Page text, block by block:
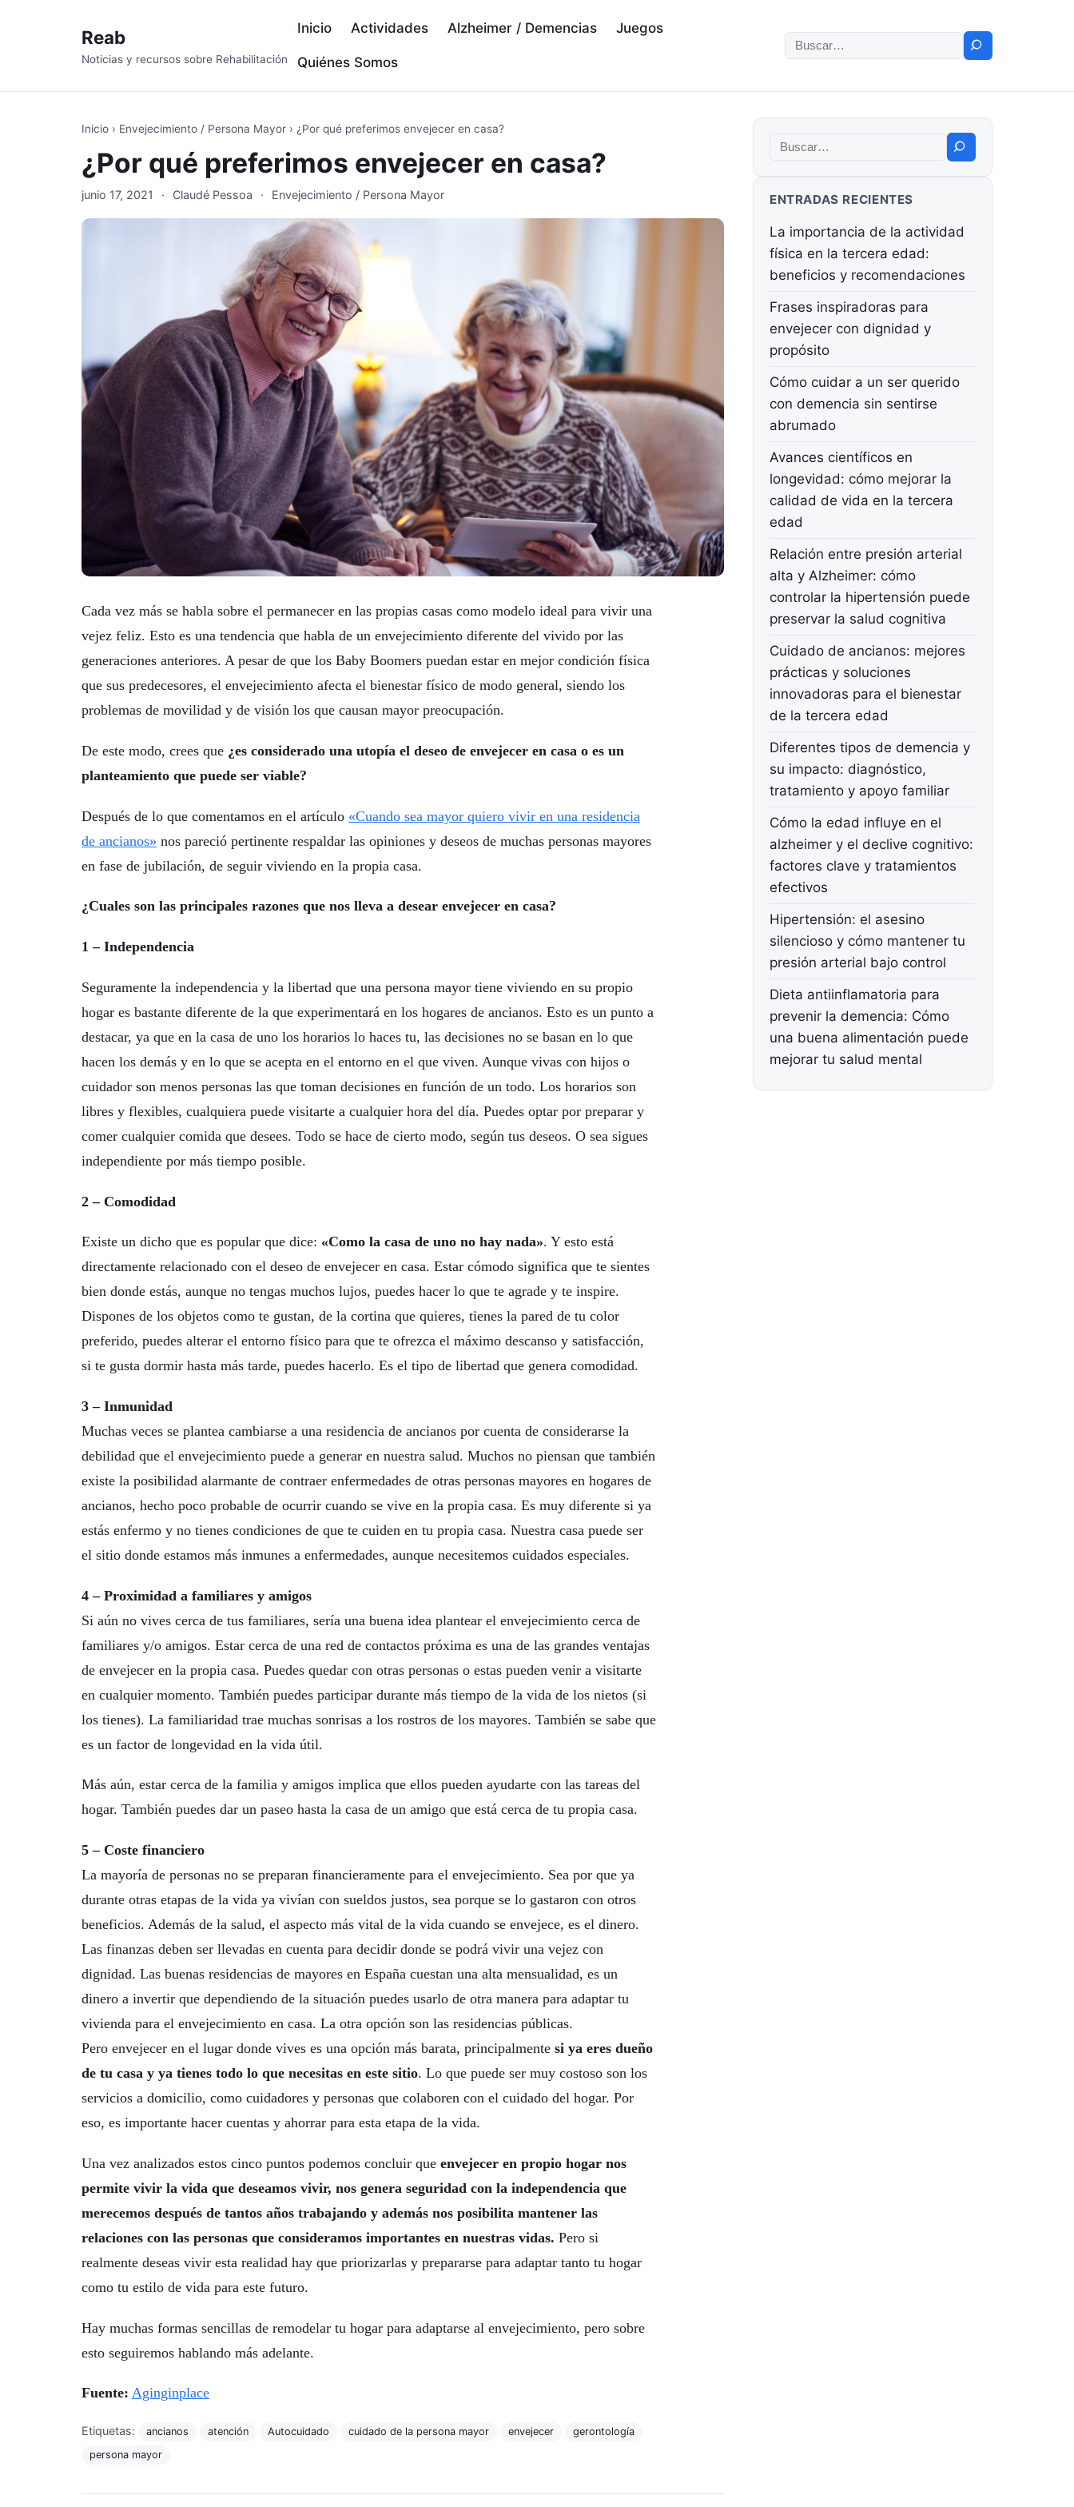
Reab
Noticias y recursos sobre Rehabilitación
Inicio Actividades Alzheimer / Demencias Juegos
Quiénes Somos Buscar:
Inicio › Envejecimiento / Persona Mayor › ¿Por qué preferimos envejecer en casa?
¿Por qué preferimos envejecer en casa?
junio 17, 2021 · Claudé Pessoa · Envejecimiento / Persona Mayor
Cada vez más se habla sobre el permanecer en las propias casas como modelo ideal para vivir una
vejez feliz. Esto es una tendencia que habla de un envejecimiento diferente del vivido por las
generaciones anteriores. A pesar de que los Baby Boomers puedan estar en mejor condición física
que sus predecesores, el envejecimiento afecta el bienestar físico de modo general, siendo los
problemas de movilidad y de visión los que causan mayor preocupación.
De este modo, crees que ¿es considerado una utopía el deseo de envejecer en casa o es un
planteamiento que puede ser viable?
Después de lo que comentamos en el artículo «Cuando sea mayor quiero vivir en una residencia
de ancianos» nos pareció pertinente respaldar las opiniones y deseos de muchas personas mayores
en fase de jubilación, de seguir viviendo en la propia casa.
¿Cuales son las principales razones que nos lleva a desear envejecer en casa?
1 – Independencia
Seguramente la independencia y la libertad que una persona mayor tiene viviendo en su propio
hogar es bastante diferente de la que experimentará en los hogares de ancianos. Esto es un punto a
destacar, ya que en la casa de uno los horarios lo haces tu, las decisiones no se basan en lo que
hacen los demás y en lo que se acepta en el entorno en el que viven. Aunque vivas con hijos o
cuidador son menos personas las que toman decisiones en función de un todo. Los horarios son
libres y flexibles, cualquiera puede visitarte a cualquier hora del día. Puedes optar por preparar y
comer cualquier comida que desees. Todo se hace de cierto modo, según tus deseos. O sea sigues
independiente por más tiempo posible.
2 – Comodidad
Existe un dicho que es popular que dice: «Como la casa de uno no hay nada». Y esto está
directamente relacionado con el deseo de envejecer en casa. Estar cómodo significa que te sientes
bien donde estás, aunque no tengas muchos lujos, puedes hacer lo que te agrade y te inspire.
Dispones de los objetos como te gustan, de la cortina que quieres, tienes la pared de tu color
preferido, puedes alterar el entorno físico para que te ofrezca el máximo descanso y satisfacción,
si te gusta dormir hasta más tarde, puedes hacerlo. Es el tipo de libertad que genera comodidad.
3 – Inmunidad
Muchas veces se plantea cambiarse a una residencia de ancianos por cuenta de considerarse la
debilidad que el envejecimiento puede a generar en nuestra salud. Muchos no piensan que también
existe la posibilidad alarmante de contraer enfermedades de otras personas mayores en hogares de
ancianos, hecho poco probable de ocurrir cuando se vive en la propia casa. Es muy diferente si ya
estás enfermo y no tienes condiciones de que te cuiden en tu propia casa. Nuestra casa puede ser
el sitio donde estamos más inmunes a enfermedades, aunque necesitemos cuidados especiales.
4 – Proximidad a familiares y amigos
Si aún no vives cerca de tus familiares, sería una buena idea plantear el envejecimiento cerca de
familiares y/o amigos. Estar cerca de una red de contactos próxima es una de las grandes ventajas
de envejecer en la propia casa. Puedes quedar con otras personas o estas pueden venir a visitarte
en cualquier momento. También puedes participar durante más tiempo de la vida de los nietos (si
los tienes). La familiaridad trae muchas sonrisas a los rostros de los mayores. También se sabe que
es un factor de longevidad en la vida útil.
Más aún, estar cerca de la familia y amigos implica que ellos pueden ayudarte con las tareas del
hogar. También puedes dar un paseo hasta la casa de un amigo que está cerca de tu propia casa.
5 – Coste financiero
La mayoría de personas no se preparan financieramente para el envejecimiento. Sea por que ya
durante otras etapas de la vida ya vivían con sueldos justos, sea porque se lo gastaron con otros
beneficios. Además de la salud, el aspecto más vital de la vida cuando se envejece, es el dinero.
Las finanzas deben ser llevadas en cuenta para decidir donde se podrá vivir una vejez con
dignidad. Las buenas residencias de mayores en España cuestan una alta mensualidad, es un
dinero a invertir que dependiendo de la situación puedes usarlo de otra manera para adaptar tu
vivienda para el envejecimiento en casa. La otra opción son las residencias públicas.
Pero envejecer en el lugar donde vives es una opción más barata, principalmente si ya eres dueño
de tu casa y ya tienes todo lo que necesitas en este sitio. Lo que puede ser muy costoso son los
servicios a domicilio, como cuidadores y personas que colaboren con el cuidado del hogar. Por
eso, es importante hacer cuentas y ahorrar para esta etapa de la vida.
Una vez analizados estos cinco puntos podemos concluir que envejecer en propio hogar nos
permite vivir la vida que deseamos vivir, nos genera seguridad con la independencia que
merecemos después de tantos años trabajando y además nos posibilita mantener las
relaciones con las personas que consideramos importantes en nuestras vidas. Pero si
realmente deseas vivir esta realidad hay que priorizarlas y prepararse para adaptar tanto tu hogar
como tu estilo de vida para este futuro.
Hay muchas formas sencillas de remodelar tu hogar para adaptarse al envejecimiento, pero sobre
esto seguiremos hablando más adelante.
Fuente: Aginginplace
Etiquetas: ancianos atención Autocuidado cuidado de la persona mayor envejecer
gerontología
persona mayor
Buscar:
ENTRADAS RECIENTES
La importancia de la actividad
física en la tercera edad:
beneficios y recomendaciones
Frases inspiradoras para
envejecer con dignidad y
propósito
Cómo cuidar a un ser querido
con demencia sin sentirse
abrumado
Avances científicos en
longevidad: cómo mejorar la
calidad de vida en la tercera
edad
Relación entre presión arterial
alta y Alzheimer: cómo
controlar la hipertensión puede
preservar la salud cognitiva
Cuidado de ancianos: mejores
prácticas y soluciones
innovadoras para el bienestar
de la tercera edad
Diferentes tipos de demencia y
su impacto: diagnóstico,
tratamiento y apoyo familiar
Cómo la edad influye en el
alzheimer y el declive cognitivo:
factores clave y tratamientos
efectivos
Hipertensión: el asesino
silencioso y cómo mantener tu
presión arterial bajo control
Dieta antiinflamatoria para
prevenir la demencia: Cómo
una buena alimentación puede
mejorar tu salud mental